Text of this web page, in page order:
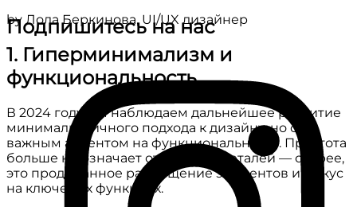
Подпишитесь на нас
byЛола Беркинова,UI/UX дизайнер
1. Гиперминимализм и
функциональность
В 2024 году мы наблюдаем дальнейшее развитие
минималистичного подхода к дизайну, но с
важным акцентом на функциональность. Простота
больше не означает отсутствие деталей — скорее,
это продуманное размещение элементов и фокус
на ключевых функциях.